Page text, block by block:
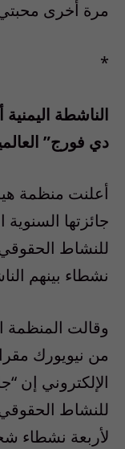
مرة أخرى
*
الناشطة
دي فورج”
أعلنت منظمة
جائزتها
نشطاء بينهم
وقالت المنظمة
من نيويورك
الإلكتروني إن
لأربعة نشطاء